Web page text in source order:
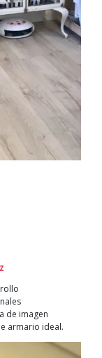
de imagen
armario ideal.